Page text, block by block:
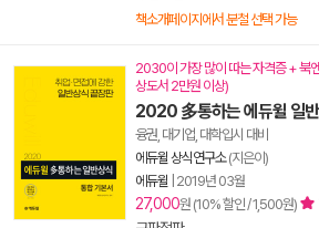
책소개페이지에서 분철 선택 가능
2030이 가장 많이 따는 자격증 + 북
상도서 2만원 이상)
2020 多통하는 에듀윌 일
융권, 대기업, 대학입시 대비
에듀윌 상식연구소(지은이)
에듀윌 2019년 03월
27,000원 (10% 할인 / 1,500원)